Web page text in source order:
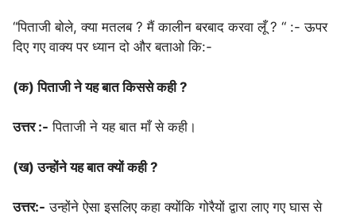
“पिताजी बोले, क्या मतलब ? मैं कालीन बरबाद करवा लूँ ? “ :- ऊपर
दिए गए वाक्य पर ध्यान दो और बताओ कि:-
(क) पिताजी ने यह बात किससे कही ?
उत्तर :- पिताजी ने यह बात माँ से कही।
(ख) उन्होंने यह बात क्यों कही ?
उत्तर:- उन्होंने ऐसा इसलिए कहा क्योंकि गोरैयों द्वारा लाए गए घास से